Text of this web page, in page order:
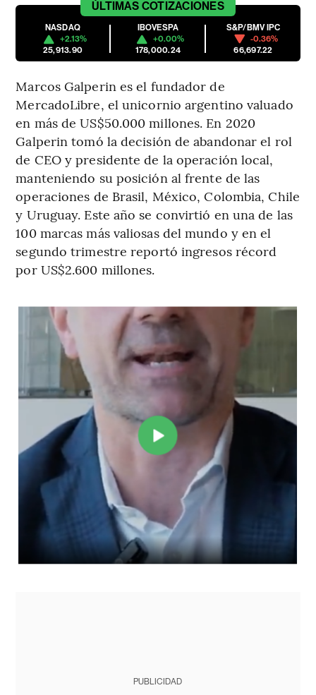
ÚLTIMAS COTIZACIONES
NASDAQ
+2.13%
25,913.90
IBOVESPA
+0.00%
178,000.24
S&P/BMV IPC
-0.36%
66,697.22
Marcos Galperin es el fundador de
MercadoLibre, el unicornio argentino valuado
en más de US$50.000 millones. En 2020
Galperin tomó la decisión de abandonar el rol
de CEO y presidente de la operación local,
manteniendo su posición al frente de las
operaciones de Brasil, México, Colombia, Chile
y Uruguay. Este año se convirtió en una de las
100 marcas más valiosas del mundo y en el
segundo trimestre reportó ingresos récord
por US$2.600 millones.
PUBLICIDAD